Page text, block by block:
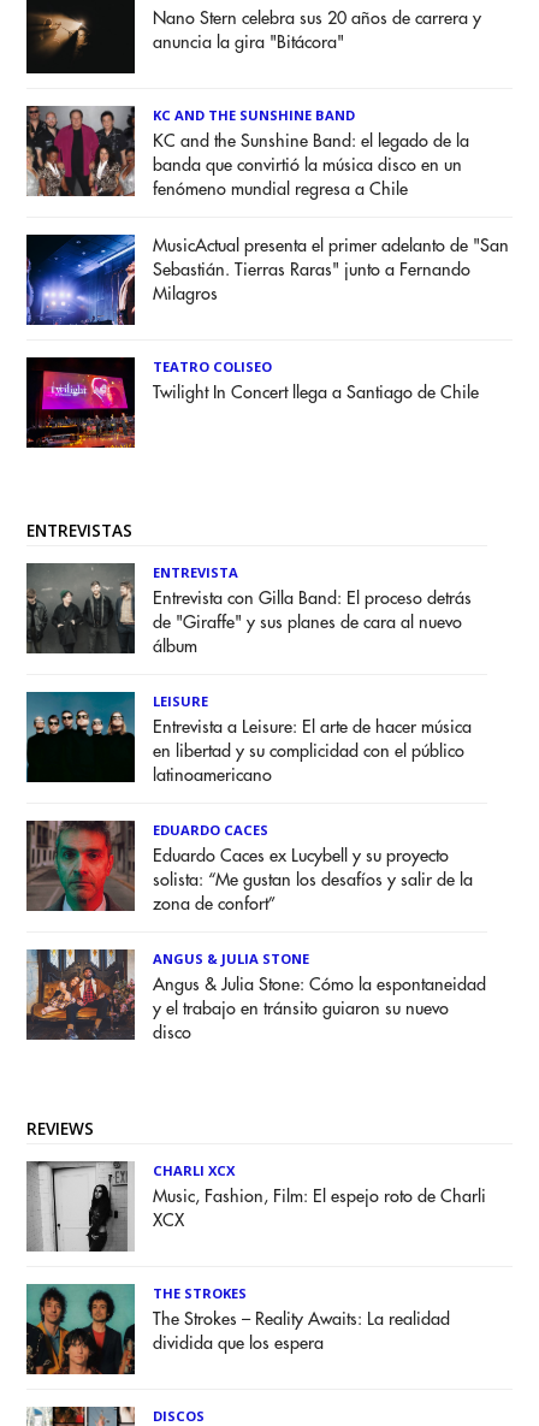
Nano Stern celebra sus 20 años de carrera y
anuncia la gira "Bitácora"
KC AND THE SUNSHINE BAND
KC and the Sunshine Band: el legado de la
banda que convirtió la música disco en un
fenómeno mundial regresa a Chile
MusicActual presenta el primer adelanto de "San
Sebastián. Tierras Raras" junto a Fernando
Milagros
TEATRO COLISEO
Twilight In Concert llega a Santiago de Chile
ENTREVISTAS
ENTREVISTA
Entrevista con Gilla Band: El proceso detrás
de "Giraffe" y sus planes de cara al nuevo
álbum
LEISURE
Entrevista a Leisure: El arte de hacer música
en libertad y su complicidad con el público
latinoamericano
EDUARDO CACES
Eduardo Caces ex Lucybell y su proyecto
solista: “Me gustan los desafíos y salir de la
zona de confort”
ANGUS & JULIA STONE
Angus & Julia Stone: Cómo la espontaneidad
y el trabajo en tránsito guiaron su nuevo
disco
REVIEWS
CHARLI XCX
Music, Fashion, Film: El espejo roto de Charli
XCX
THE STROKES
The Strokes – Reality Awaits: La realidad
dividida que los espera
DISCOS